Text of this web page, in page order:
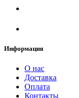
Информация
О нас
Доставка
Оплата
Контакты